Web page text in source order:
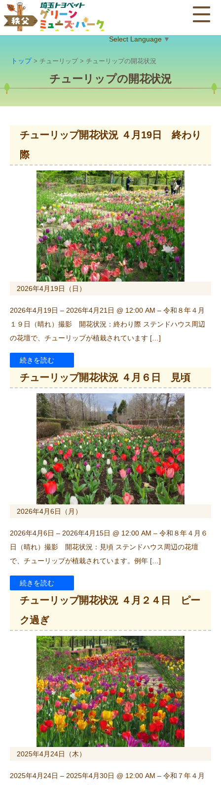
Select Language ▼
トップ > チューリップ > チューリップの開花状況
チューリップの開花状況
チューリップ開花状況 ４月19日 終わり
際
2026年4月19日（日）
2026年4月19日 – 2026年4月21日 @ 12:00 AM – 令和８年４月
１９日（晴れ）撮影 開花状況：終わり際 ステンドハウス周辺
の花壇で、チューリップが植栽されています […]
続きを読む
チューリップ開花状況 ４月６日 見頃
2026年4月6日（月）
2026年4月6日 – 2026年4月15日 @ 12:00 AM – 令和８年４月６
日（晴れ）撮影 開花状況：見頃 ステンドハウス周辺の花壇
で、チューリップが植栽されています。例年 […]
続きを読む
チューリップ開花状況 ４月２４日 ピー
ク過ぎ
2025年4月24日（木）
2025年4月24日 – 2025年4月30日 @ 12:00 AM – 令和７年４月